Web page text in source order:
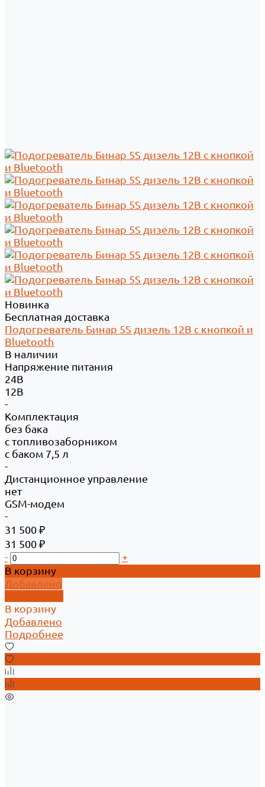
Новинка
Бесплатная доставка
Подогреватель Бинар 5S дизель 12В с кнопкой и
Bluetooth
В наличии
Напряжение питания
24В
12В
-
Комплектация
без бака
с топливозаборником
с баком 7,5 л
-
Дистанционное управление
нет
GSM-модем
-
31 500 ₽
31 500 ₽
-
+
В корзину
Добавлено
В корзину
Добавлено
Подробнее